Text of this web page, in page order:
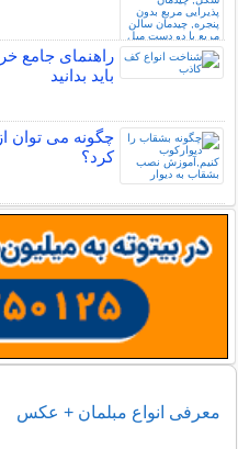
راهنمای جامع
باید بدانید
چگونه می توان
کرد؟
معرفی انواع مبلمان + عکس